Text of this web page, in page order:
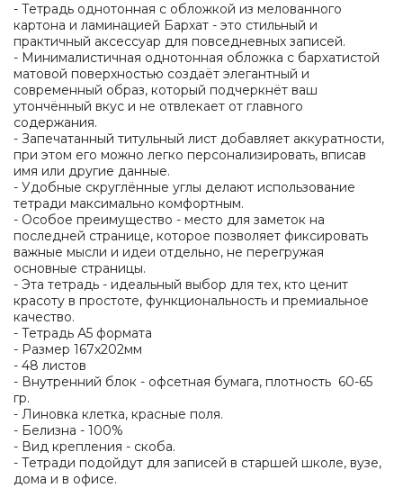
- Тетрадь однотонная с обложкой из мелованного
картона и ламинацией Бархат - это стильный и
практичный аксессуар для повседневных записей.
- Минималистичная однотонная обложка с бархатистой
матовой поверхностью создаёт элегантный и
современный образ, который подчеркнёт ваш
утончённый вкус и не отвлекает от главного
содержания.
- Запечатанный титульный лист добавляет аккуратности,
при этом его можно легко персонализировать, вписав
имя или другие данные.
- Удобные скруглённые углы делают использование
тетради максимально комфортным.
- Особое преимущество - место для заметок на
последней странице, которое позволяет фиксировать
важные мысли и идеи отдельно, не перегружая
основные страницы.
- Эта тетрадь - идеальный выбор для тех, кто ценит
красоту в простоте, функциональность и премиальное
качество.
- Тетрадь А5 формата
- Размер 167х202мм
- 48 листов
- Внутренний блок - офсетная бумага, плотность 60-65
гр.
- Линовка клетка, красные поля.
- Белизна - 100%
- Вид крепления - скоба.
- Тетради подойдут для записей в старшей школе, вузе,
дома и в офисе.